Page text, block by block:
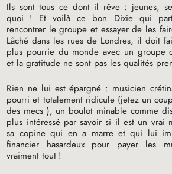
Ils sont tous ce dont il rêve : jeunes,
quoi ! Et voilà ce bon Dixie qui
rencontrer le groupe et essayer de les
Lâché dans les rues de Londres, il doit
plus pourrie du monde avec un groupe
et la gratitude ne sont pas les qualités
Rien ne lui est épargné : musicien
pourri et totalement ridicule (jetez un
des mecs ), un boulot minable comme
plus intéressé par savoir si il est un vrai
sa copine qui en a marre et qui lui
financier hasardeux pour payer les
vraiment tout !